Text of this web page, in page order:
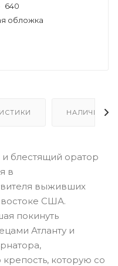
640
обложка
НАЛИЧИЕ
блестящий оратор
в
выживших
США.
покинуть
Атланту и
которую со